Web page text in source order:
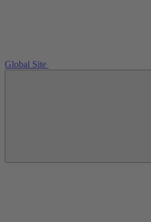
Global Site